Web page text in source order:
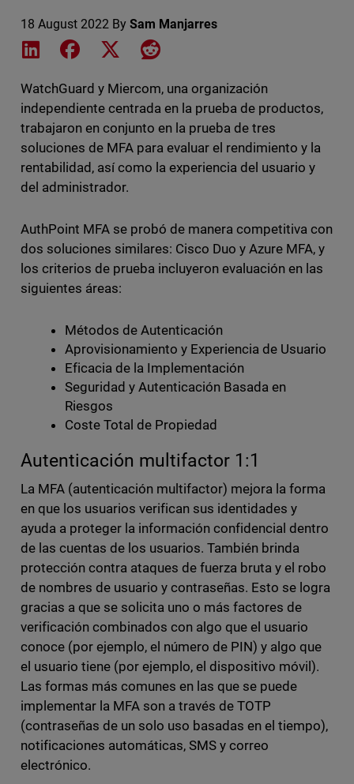
18 August 2022 By Sam Manjarres
Share on LinkedIn
Share on Facebook
Share on XShare on Reddit
WatchGuard y Miercom, una organización
independiente centrada en la prueba de productos,
trabajaron en conjunto en la prueba de tres
soluciones de MFA para evaluar el rendimiento y la
rentabilidad, así como la experiencia del usuario y
del administrador.
AuthPoint MFA se probó de manera competitiva con
dos soluciones similares: Cisco Duo y Azure MFA, y
los criterios de prueba incluyeron evaluación en las
siguientes áreas:
Métodos de Autenticación
Aprovisionamiento y Experiencia de Usuario
Eficacia de la Implementación
Seguridad y Autenticación Basada en
Riesgos
Coste Total de Propiedad
Autenticación multifactor 1:1
La MFA (autenticación multifactor) mejora la forma
en que los usuarios verifican sus identidades y
ayuda a proteger la información confidencial dentro
de las cuentas de los usuarios. También brinda
protección contra ataques de fuerza bruta y el robo
de nombres de usuario y contraseñas. Esto se logra
gracias a que se solicita uno o más factores de
verificación combinados con algo que el usuario
conoce (por ejemplo, el número de PIN) y algo que
el usuario tiene (por ejemplo, el dispositivo móvil).
Las formas más comunes en las que se puede
implementar la MFA son a través de TOTP
(contraseñas de un solo uso basadas en el tiempo),
notificaciones automáticas, SMS y correo
electrónico.